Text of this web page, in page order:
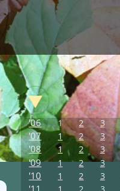
'06 1 2 3
'07 1 2 3
'08 1 2 3
'09 1 2 3
'10 1 2 3